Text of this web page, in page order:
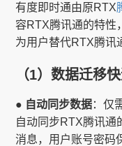
有度即时通由原RTX
容RTX腾讯通的特性
为用户替代RTX腾讯
（1）数据迁移
● 自动同步数据：仅
自动同步RTX腾讯通
消息，用户账号密码